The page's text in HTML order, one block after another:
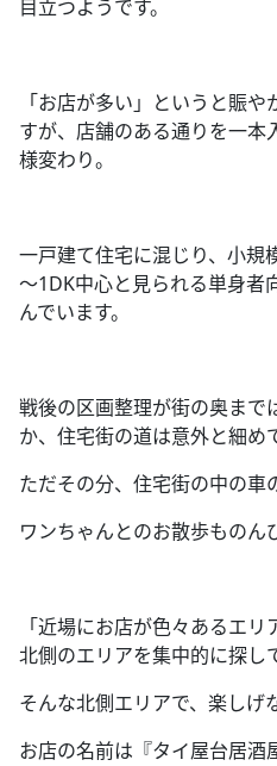
目立つようです。
「お店が多い」というと賑
すが、店舗のある通りを一本
様変わり。
一戸建て住宅に混じり、小規
～1DK中心と見られる単身者
んでいます。
戦後の区画整理が街の奥まで
か、住宅街の道は意外と細め
ただその分、住宅街の中の車
ワンちゃんとのお散歩ものん
「近場にお店が色々あるエ
北側のエリアを集中的に探し
そんな北側エリアで、楽しげ
お店の名前は『タイ屋台居酒